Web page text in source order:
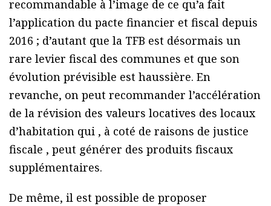
recommandable à l’image de ce qu’a fait
l’application du pacte financier et fiscal depuis
2016 ; d’autant que la TFB est désormais un
rare levier fiscal des communes et que son
évolution prévisible est haussière. En
revanche, on peut recommander l’accélération
de la révision des valeurs locatives des locaux
d’habitation qui , à coté de raisons de justice
fiscale , peut générer des produits fiscaux
supplémentaires.
De même, il est possible de proposer